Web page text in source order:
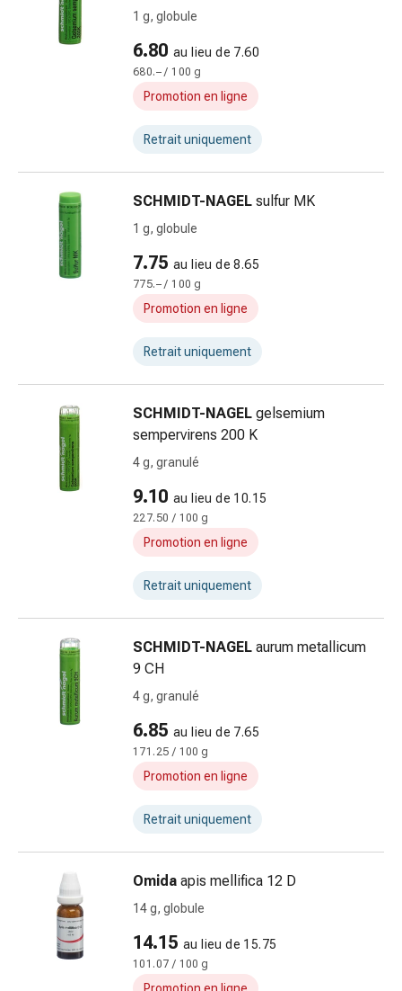
démangeaisons
verrues
Mycoses
ongles
pieds
Cicatrices
Peau
sèche
excessive
la
peau
fièvre
Éruptions
cutanées
par
fleurs
Bach
Gemmothérapie
Homéopathie
Phytothérapie
Produits
spagyriques
Médicaments
anthroposophiques
Vessie,
rein
1 g, globule
6.80 au lieu de 7.60
680.– / 100 g
Promotion en ligne
Retrait uniquement
SCHMIDT-NAGEL sulfur MK
1 g, globule
7.75 au lieu de 8.65
775.– / 100 g
Promotion en ligne
Retrait uniquement
SCHMIDT-NAGEL gelsemium
sempervirens 200 K
4 g, granulé
9.10 au lieu de 10.15
227.50 / 100 g
Promotion en ligne
Retrait uniquement
SCHMIDT-NAGEL aurum metallicum
9 CH
4 g, granulé
6.85 au lieu de 7.65
171.25 / 100 g
Promotion en ligne
Retrait uniquement
Omida apis mellifica 12 D
14 g, globule
14.15 au lieu de 15.75
101.07 / 100 g